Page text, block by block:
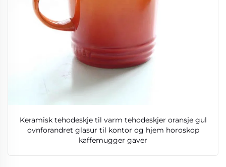
Keramisk tehodeskje til varm tehodeskjer oransje gul
ovnforandret glasur til kontor og hjem horoskop
kaffemugger gaver